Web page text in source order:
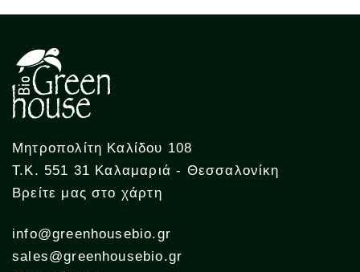
Μητροπολίτη Καλίδου 108
Τ.Κ. 551 31 Καλαμαριά - Θεσσαλονίκη
Βρείτε μας στο χάρτη
info@greenhousebio.gr
sales@greenhousebio.gr